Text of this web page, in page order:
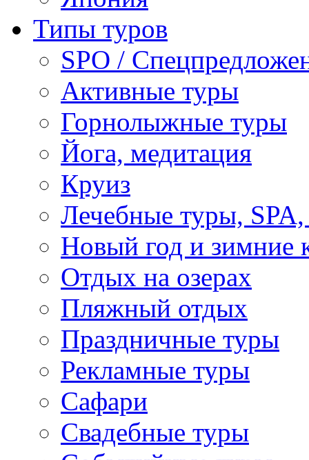
Типы туров
SPO /
Активные туры
Горнолыжные туры
Йога, медитация
Круиз
Лечебные туры, SPA,
Новый год и зимние
Отдых на озерах
Пляжный отдых
Праздничные туры
Рекламные туры
Сафари
Свадебные туры